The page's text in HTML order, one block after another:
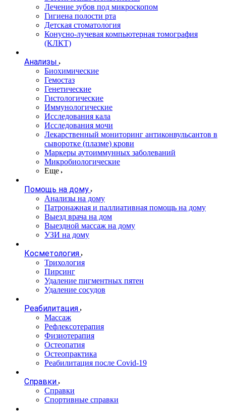
Лечение зубов под микроскопом
Гигиена полости рта
Детская стоматология
Конусно-лучевая компьютерная томография
(КЛКТ)
Анализы
Биохимические
Гемостаз
Генетические
Гистологические
Иммунологические
Исследования кала
Исследования мочи
Лекарственный мониторинг антиконвульсантов в
сыворотке (плазме) крови
Маркеры аутоиммунных заболеваний
Микробиологические
Еще
Помощь на дому
Анализы на дому
Патронажная и паллиативная помощь на дому
Выезд врача на дом
Выездной массаж на дому
УЗИ на дому
Косметология
Трихология
Пирсинг
Удаление пигментных пятен
Удаление сосудов
Реабилитация
Массаж
Рефлексотерапия
Физиотерапия
Остеопатия
Остеопрактика
Реабилитация после Covid-19
Справки
Справки
Спортивные справки